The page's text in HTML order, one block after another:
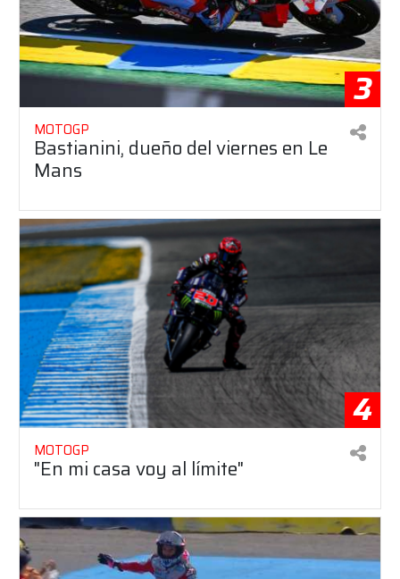
3
MOTOGP
Bastianini, dueño del viernes en Le
Mans
4
MOTOGP
"En mi casa voy al límite"